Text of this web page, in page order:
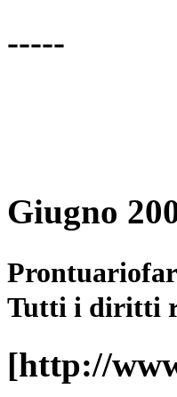
-----
Giugno
Tutti i diritti
[http://